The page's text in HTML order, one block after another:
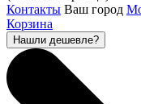
Контакты Ваш город
Корзина
Нашли дешевле?